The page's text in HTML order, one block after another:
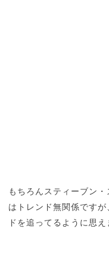
もちろんスティーブン
はトレンド無関係です
ドを追ってるように思え